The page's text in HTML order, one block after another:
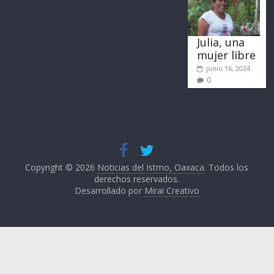
Julia, una
mujer libre
junio 16, 2024
0
Copyright © 2026 Noticias del Istmo, Oaxaca. Todos los
derechos reservados.
Desarrollado por Mirai Creativo